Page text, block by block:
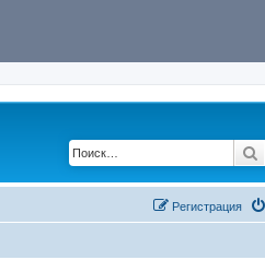
Регистрация